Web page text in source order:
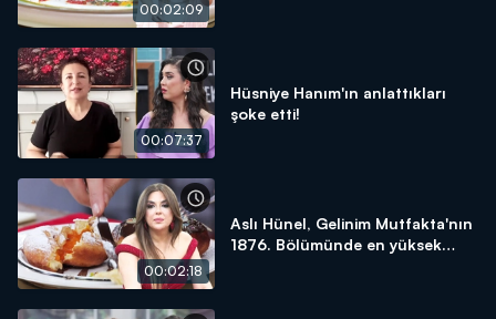
00:02:09
00:07:37
Hüsniye Hanım'ın anlattıkları
şoke etti!
00:02:18
Aslı Hünel, Gelinim Mutfakta'nın
1876. Bölümünde en yüksek